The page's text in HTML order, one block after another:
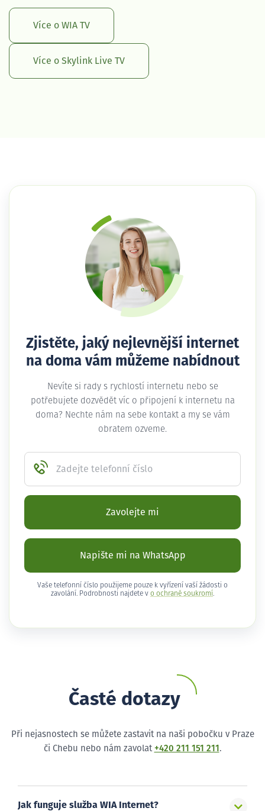
Více o WIA TV
Více o Skylink Live TV
Zjistěte, jaký nejlevnější internet
na doma vám můžeme nabídnout
Nevíte si rady s rychlostí internetu nebo se
potřebujete dozvědět víc o připojení k internetu na
doma? Nechte nám na sebe kontakt a my se vám
obratem ozveme.
Zadejte telefonní číslo
Zavolejte mi
Napište mi na WhatsApp
Vaše telefonní číslo použijeme pouze k vyřízení vaší žádosti o
zavolání. Podrobnosti najdete v o ochraně soukromí .
Časté dotazy
Při nejasnostech se můžete zastavit na naši pobočku v Praze
či Chebu nebo nám zavolat +420 211 151 211 .
Jak funguje služba WIA Internet?